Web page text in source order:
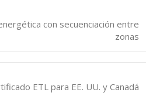
con secuenciación entre
zonas
ETL para EE. UU. y Canadá